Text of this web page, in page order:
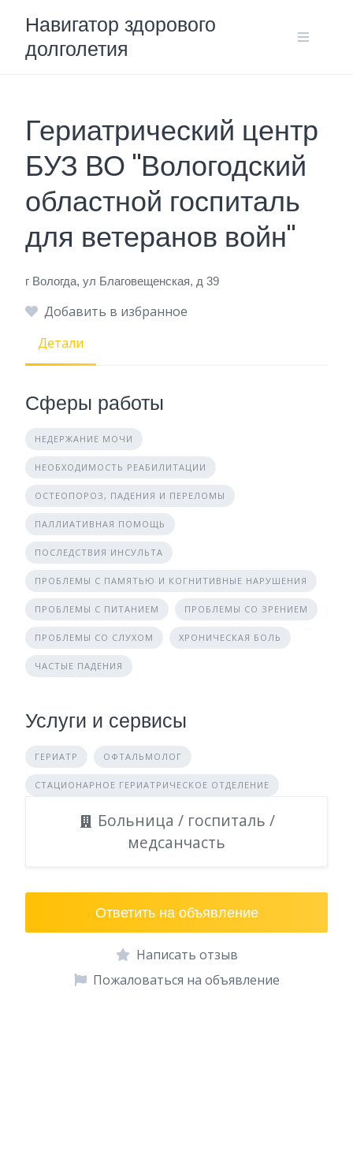
content
Навигатор здорового
долголетия
Гериатрический центр
БУЗ ВО "Вологодский
областной госпиталь
для ветеранов войн"
г Вологда, ул Благовещенская, д 39
Добавить в избранное
Детали
Сферы работы
НЕДЕРЖАНИЕ МОЧИ
НЕОБХОДИМОСТЬ РЕАБИЛИТАЦИИ
ОСТЕОПОРОЗ, ПАДЕНИЯ И ПЕРЕЛОМЫ
ПАЛЛИАТИВНАЯ ПОМОЩЬ
ПОСЛЕДСТВИЯ ИНСУЛЬТА
ПРОБЛЕМЫ С ПАМЯТЬЮ И КОГНИТИВНЫЕ НАРУШЕНИЯ
ПРОБЛЕМЫ С ПИТАНИЕМ ПРОБЛЕМЫ СО ЗРЕНИЕМ
ПРОБЛЕМЫ СО СЛУХОМ ХРОНИЧЕСКАЯ БОЛЬ
ЧАСТЫЕ ПАДЕНИЯ
Услуги и сервисы
ГЕРИАТР ОФТАЛЬМОЛОГ
СТАЦИОНАРНОЕ ГЕРИАТРИЧЕСКОЕ ОТДЕЛЕНИЕ
Больница / госпиталь /
медсанчасть
Ответить на объявление
Написать отзыв
Пожаловаться на объявление